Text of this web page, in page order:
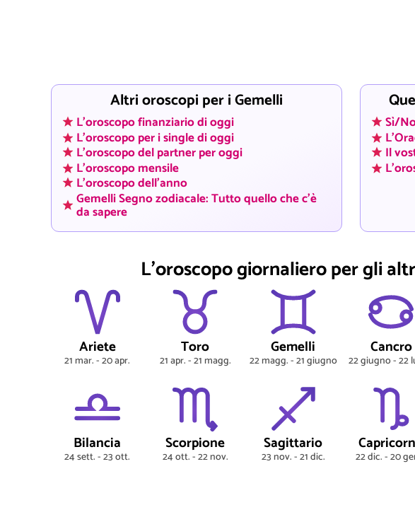
Altri oroscopi per i Gemelli
L'oroscopo finanziario di oggi
L'oroscopo per i single di oggi
L'oroscopo del partner per oggi
L'oroscopo mensile
L'oroscopo dell'anno
Gemelli Segno zodiacale: Tutto quello che c'è
da sapere
Sì/
Il
L'oroscopo giornaliero per gli
Ariete
21 mar. - 20 apr.
Toro
21 apr. - 21 magg.
Gemelli
22 magg. - 21 giugno
Cancro
22 giugno - 22
Bilancia
24 sett. - 23 ott.
Scorpione
24 ott. - 22 nov.
Sagittario
23 nov. - 21 dic. 22 dic. - 20